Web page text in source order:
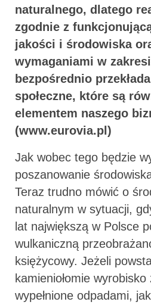
naturalnego, dlatego
zgodnie z
jakości i środowiska
wymaganiami w
bezpośrednio
społeczne, które są
elementem naszego
(www.eurovia.pl)
Jak wobec tego będzie
poszanowanie
Teraz trudno mówić o
naturalnym w sytuacji,
lat największą w Polsce
wulkaniczną
księżycowy. Jeżeli
kamieniołomie
wypełnione odpadami,